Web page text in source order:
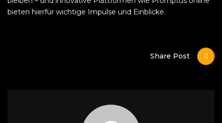
bieten hierfür wichtige Impulse und Einblicke.
Share Post